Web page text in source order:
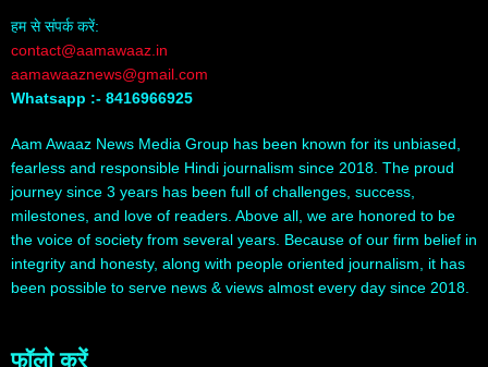
हम से संपर्क करें:
contact@aamawaaz.in
aamawaaznews@gmail.com
Whatsapp :- 8416966925
Aam Awaaz News Media Group has been known for its unbiased,
fearless and responsible Hindi journalism since 2018. The proud
journey since 3 years has been full of challenges, success,
milestones, and love of readers. Above all, we are honored to be
the voice of society from several years. Because of our firm belief in
integrity and honesty, along with people oriented journalism, it has
been possible to serve news & views almost every day since 2018.
फॉलो करें